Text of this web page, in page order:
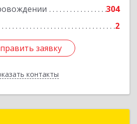
304
2
заявку
контакты
Подробнее
заявку
Назад